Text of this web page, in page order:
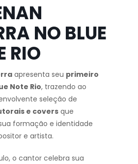
NO BLUE
RIO
apresenta seu primeiro
Note Rio, trazendo ao
seleção de
e covers que
formação e identidade
e artista.
o cantor celebra sua